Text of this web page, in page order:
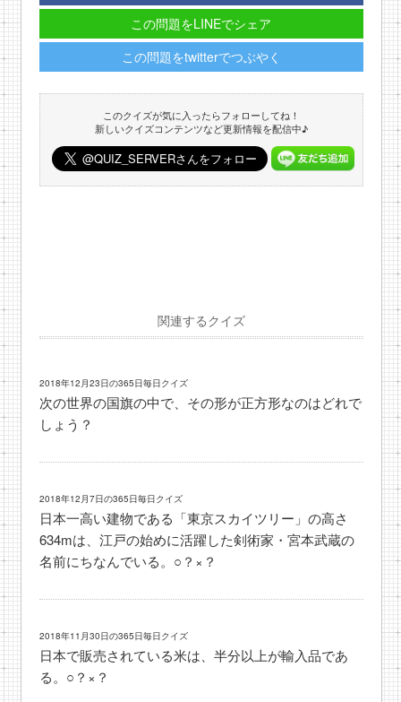
この問題をLINEでシェア
この問題をtwitterでつぶやく
このクイズが気に入ったらフォローしてね！
新しいクイズコンテンツなど更新情報を配信中♪
関連するクイズ
2018年12月23日の365日毎日クイズ
次の世界の国旗の中で、その形が正方形なのはどれで
しょう？
2018年12月7日の365日毎日クイズ
日本一高い建物である「東京スカイツリー」の高さ
634mは、江戸の始めに活躍した剣術家・宮本武蔵の
名前にちなんでいる。○？×？
2018年11月30日の365日毎日クイズ
日本で販売されている米は、半分以上が輸入品であ
る。○？×？